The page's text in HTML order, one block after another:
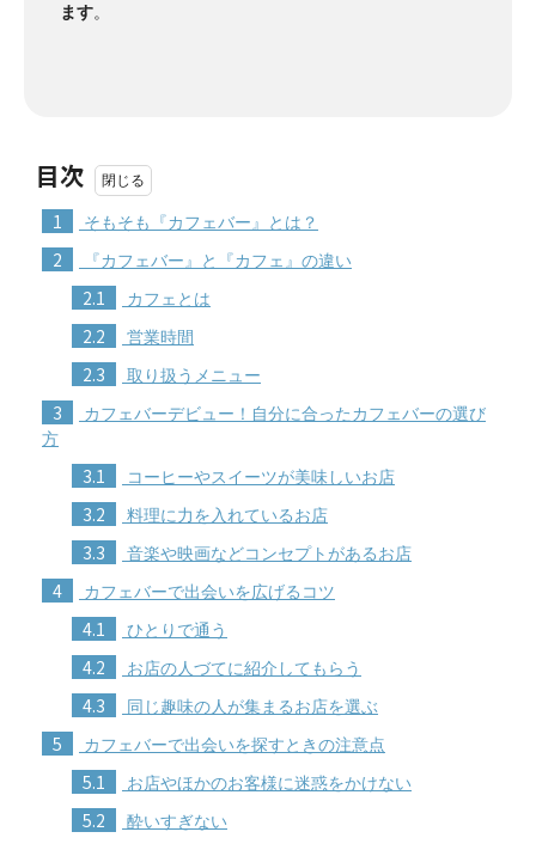
ます。
目次
1 そもそも『カフェバー』とは？
2 『カフェバー』と『カフェ』の違い
2.1 カフェとは
2.2 営業時間
2.3 取り扱うメニュー
3
カフェバーデビュー！自分に合ったカフェバーの選び
方
3.1 コーヒーやスイーツが美味しいお店
3.2 料理に力を入れているお店
3.3 音楽や映画などコンセプトがあるお店
4 カフェバーで出会いを広げるコツ
4.1 ひとりで通う
4.2 お店の人づてに紹介してもらう
4.3 同じ趣味の人が集まるお店を選ぶ
5 カフェバーで出会いを探すときの注意点
5.1 お店やほかのお客様に迷惑をかけない
5.2 酔いすぎない